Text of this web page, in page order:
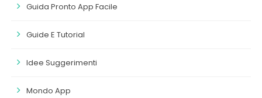
Guida Pronto App Facile
Guide E Tutorial
Idee Suggerimenti
Mondo App